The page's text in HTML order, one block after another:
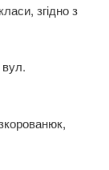
згідно з